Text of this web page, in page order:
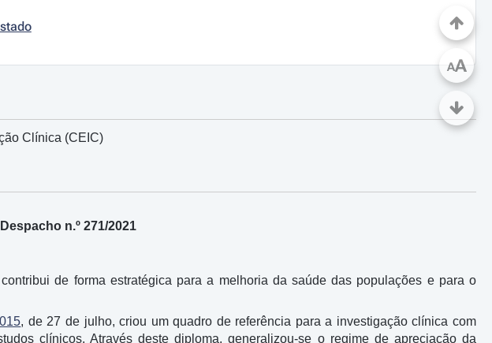
Clínica (CEIC)
Despacho n.º 271/2021
de forma estratégica para a melhoria da saúde das populações e para o
, de 27 de julho, criou um quadro de referência para a investigação clínica com
clínicos. Através deste diploma, generalizou-se o regime de apreciação da
AA